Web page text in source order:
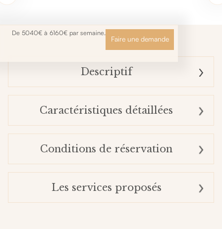
De 5040€ à 6160€ par semaine.
Faire une demande
Descriptif
Caractéristiques détaillées
Conditions de réservation
Les services proposés